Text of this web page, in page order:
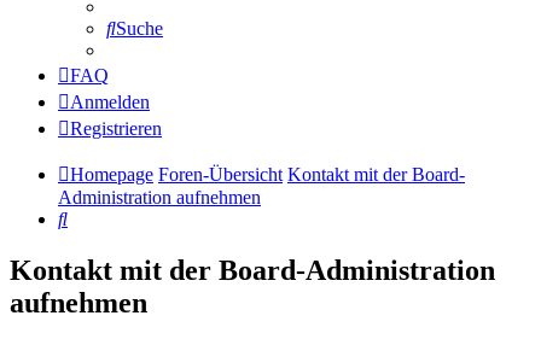
Suche
FAQ
Anmelden
Registrieren
Homepage Foren-Übersicht Kontakt mit der Board-
Administration aufnehmen
Suche
Kontakt mit der Board-Administration
aufnehmen